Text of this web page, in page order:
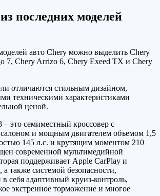
последних моделей
авто Chery можно выделить Chery
7, Chery Arrizo 6, Chery Exeed TX и Chery
отличаются стильным дизайном,
техническими характеристиками
ценой.
– это семиместный кроссовер с
и мощным двигателем объемом 1,5
145 л.с. и крутящим моментом 210
современной мультимедийной
поддерживает Apple CarPlay и
также системой безопасности,
себя адаптивный круиз-контроль,
экстренное торможение и многое